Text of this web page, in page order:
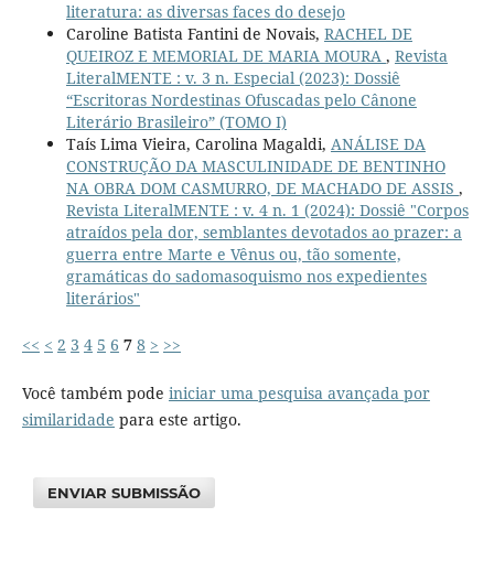
literatura: as diversas faces do desejo
Caroline Batista Fantini de Novais, RACHEL DE
QUEIROZ E MEMORIAL DE MARIA MOURA , Revista
LiteralMENTE : v. 3 n. Especial (2023): Dossiê
“Escritoras Nordestinas Ofuscadas pelo Cânone
Literário Brasileiro” (TOMO I)
Taís Lima Vieira, Carolina Magaldi, ANÁLISE DA
CONSTRUÇÃO DA MASCULINIDADE DE BENTINHO
NA OBRA DOM CASMURRO, DE MACHADO DE ASSIS ,
Revista LiteralMENTE : v. 4 n. 1 (2024): Dossiê "Corpos
atraídos pela dor, semblantes devotados ao prazer: a
guerra entre Marte e Vênus ou, tão somente,
gramáticas do sadomasoquismo nos expedientes
literários"
<< < 2 3 4 5 6 7 8 > >>
Você também pode iniciar uma pesquisa avançada por
similaridade para este artigo.
ENVIAR SUBMISSÃO